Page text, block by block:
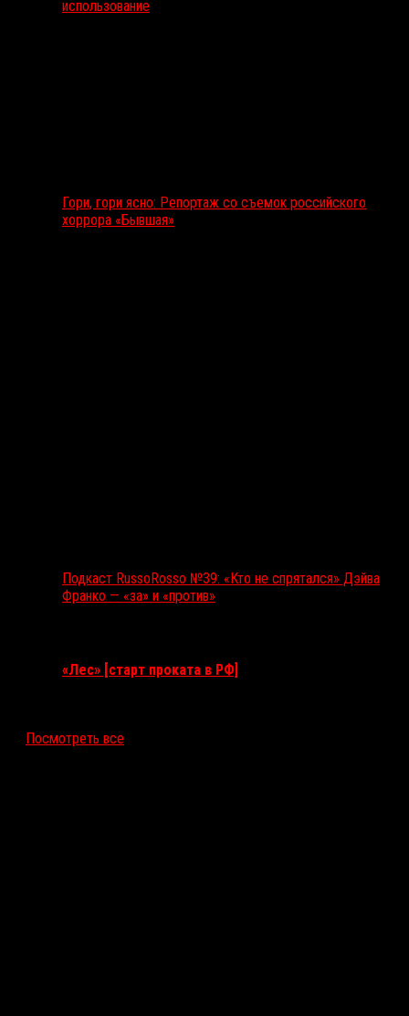
использование
Гори, гори ясно: Репортаж со съемок российского
хоррора «Бывшая»
Подкаст RussoRosso №39: «Кто не спрятался» Дэйва
Франко — «за» и «против»
«Лес» [старт проката в РФ]
Посмотреть все